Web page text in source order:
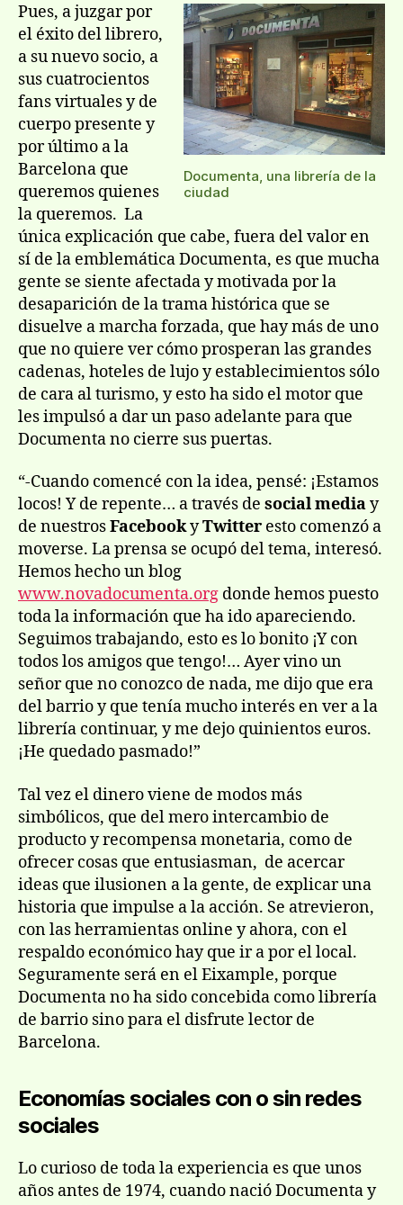
Documenta, una librería de la
ciudad
Pues, a juzgar por
el éxito del librero,
a su nuevo socio, a
sus cuatrocientos
fans virtuales y de
cuerpo presente y
por último a la
Barcelona que
queremos quienes
la queremos. La
única explicación que cabe, fuera del valor en
sí de la emblemática Documenta, es que mucha
gente se siente afectada y motivada por la
desaparición de la trama histórica que se
disuelve a marcha forzada, que hay más de uno
que no quiere ver cómo prosperan las grandes
cadenas, hoteles de lujo y establecimientos sólo
de cara al turismo, y esto ha sido el motor que
les impulsó a dar un paso adelante para que
Documenta no cierre sus puertas.
“-Cuando comencé con la idea, pensé: ¡Estamos
locos! Y de repente… a través de social mediay
de nuestrosFacebookyTwitter esto comenzó a
moverse. La prensa se ocupó del tema, interesó.
Hemos hecho un blog
www.novadocumenta.org donde hemos puesto
toda la información que ha ido apareciendo.
Seguimos trabajando, esto es lo bonito ¡Y con
todos los amigos que tengo!… Ayer vino un
señor que no conozco de nada, me dijo que era
del barrio y que tenía mucho interés en ver a la
librería continuar, y me dejo quinientos euros.
¡He quedado pasmado!”
Tal vez el dinero viene de modos más
simbólicos, que del mero intercambio de
producto y recompensa monetaria, como de
ofrecer cosas que entusiasman, de acercar
ideas que ilusionen a la gente, de explicar una
historia que impulse a la acción. Se atrevieron,
con las herramientas online y ahora, con el
respaldo económico hay que ir a por el local.
Seguramente será en el Eixample, porque
Documenta no ha sido concebida como librería
de barrio sino para el disfrute lector de
Barcelona.
Economías sociales con o sin redes
sociales
Lo curioso de toda la experiencia es que unos
años antes de 1974, cuando nació Documenta y